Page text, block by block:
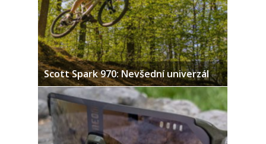
Scott Spark 970: Nevšední univerzál